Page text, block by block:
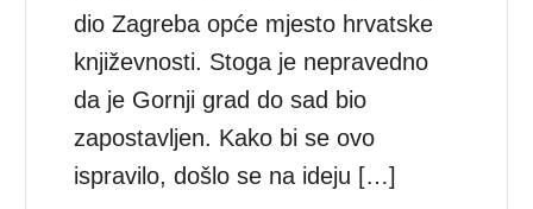
dio Zagreba opće mjesto hrvatske
književnosti. Stoga je nepravedno
da je Gornji grad do sad bio
zapostavljen. Kako bi se ovo
ispravilo, došlo se na ideju […]